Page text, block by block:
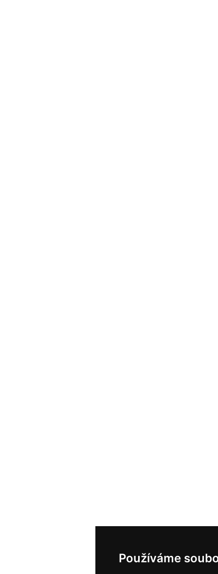
Používáme